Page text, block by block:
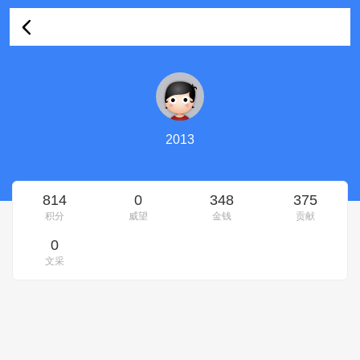
2013的资料
2013
814
积分
0
威望
348
金钱
375
贡献
0
文采